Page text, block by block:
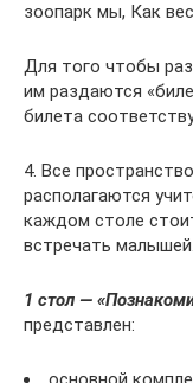
зоопарк мы, Как
Для того чтобы
им раздаются
билета
4. Все
располагаются
каждом столе
встречать малышей.
1 стол —
представлен: